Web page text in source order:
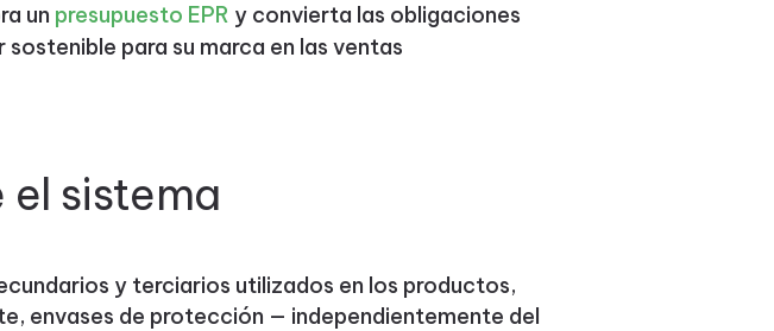
un presupuesto EPR y convierta las obligaciones
sostenible para su marca en las ventas
el sistema
y terciarios utilizados en los productos,
envases de protección — independientemente del